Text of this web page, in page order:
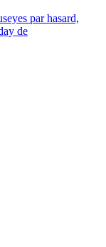
par hasard,
de